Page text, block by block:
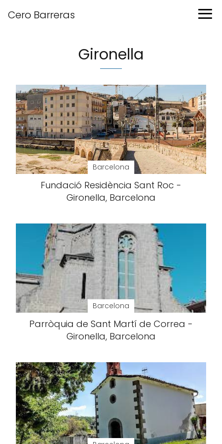
Cero Barreras
Gironella
Barcelona
Fundació Residència Sant Roc -
Gironella, Barcelona
Barcelona
Parròquia de Sant Martí de Correa -
Gironella, Barcelona